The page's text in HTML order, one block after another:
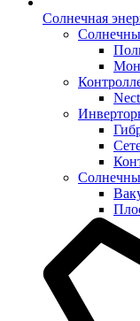
Солнечная